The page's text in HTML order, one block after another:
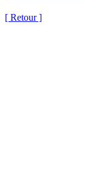
[ Retour ]